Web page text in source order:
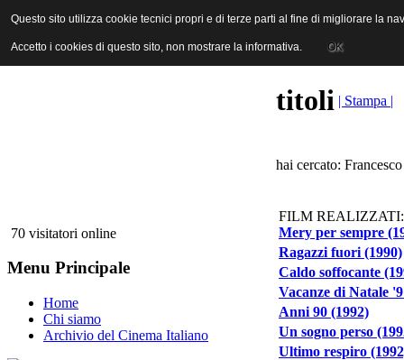
ANICA | Associazione Nazionale Industrie Cinematografiche
70 visitatori online
Menu Principale
Home
Chi siamo
Archivio del Cinema Italiano
titoli | Stampa |
hai cercato:
FILM REALIZZATI:
Mery per sempre
Ragazzi fuori (1990)
Caldo soffocante
Vacanze di Natale
Anni 90 (1992)
Un sogno perso
Ultimo respiro
Questo sito utilizza cookie tecnici propri e di terze parti al fine di migliorare la
Accetto i cookies di questo sito, non mostrare la informativa. OK
Questo sito utilizza cookie tecnici propri e di terze parti al fine di migliorare la
Accetto i cookies di questo sito, non mostrare la informativa. OK